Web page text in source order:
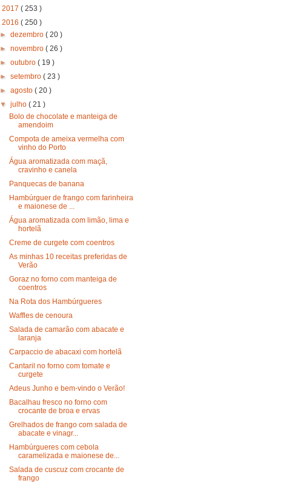
2017 ( 253 )
2016 ( 250 )
►dezembro( 20 )
►novembro( 26 )
►outubro( 19 )
►setembro( 23 )
►agosto( 20 )
▼julho( 21 )
Bolo de chocolate e manteiga de
amendoim
Compota de ameixa vermelha com
vinho do Porto
Água aromatizada com maçã,
cravinho e canela
Panquecas de banana
Hambúrguer de frango com farinheira
e maionese de ...
Água aromatizada com limão, lima e
hortelã
Creme de curgete com coentros
As minhas 10 receitas preferidas de
Verão
Goraz no forno com manteiga de
coentros
Na Rota dos Hambúrgueres
Waffles de cenoura
Salada de camarão com abacate e
laranja
Carpaccio de abacaxi com hortelã
Cantaril no forno com tomate e
curgete
Adeus Junho e bem-vindo o Verão!
Bacalhau fresco no forno com
crocante de broa e ervas
Grelhados de frango com salada de
abacate e vinagr...
Hambúrgueres com cebola
caramelizada e maionese de...
Salada de cuscuz com crocante de
frango